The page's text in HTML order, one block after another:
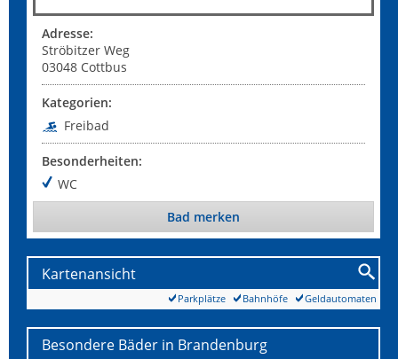
Adresse:
Ströbitzer Weg
03048 Cottbus
Kategorien:
Freibad
Besonderheiten:
WC
Bad merken
Kartenansicht
Geldautomaten
Bahnhöfe
Parkplätze
Besondere Bäder in Brandenburg